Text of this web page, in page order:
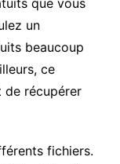
que vous
un
beaucoup
ce
de récupérer
fichiers.